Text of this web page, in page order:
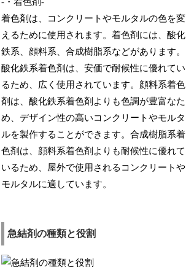
-・着色剤-
着色剤は、コンクリートやモルタルの色を変
えるために使用されます。着色剤には、酸化
鉄系、顔料系、合成樹脂系などがあります。
酸化鉄系着色剤は、安価で耐候性に優れてい
るため、広く使用されています。顔料系着色
剤は、酸化鉄系着色剤よりも色調が豊富なた
め、デザイン性の高いコンクリートやモルタ
ルを製作することができます。合成樹脂系着
色剤は、顔料系着色剤よりも耐候性に優れて
いるため、屋外で使用されるコンクリートや
モルタルに適しています。
急結剤の種類と役割